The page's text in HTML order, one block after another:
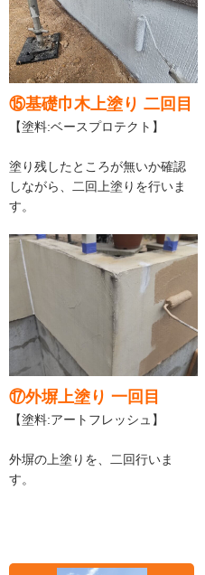
⑮基礎巾木上塗り 二回目
【塗料:ベースプロテクト】
塗り残したところが無いか確認
しながら、二回上塗りを行いま
す。
⑰外塀上塗り 一回目
【塗料:アートフレッシュ】
外塀の上塗りを、二回行いま
す。